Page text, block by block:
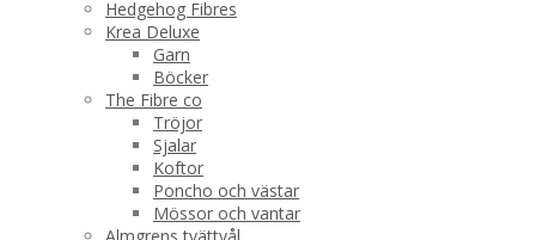
Hedgehog Fibres
Krea Deluxe
Garn
Böcker
The Fibre co
Tröjor
Sjalar
Koftor
Poncho och västar
Mössor och vantar